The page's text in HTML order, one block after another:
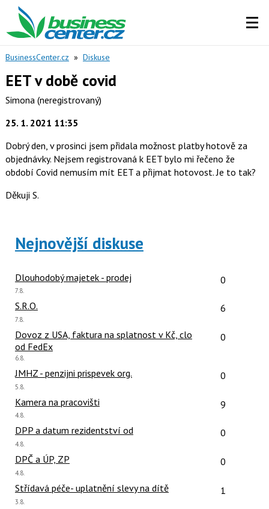
BusinessCenter.cz » Diskuse
EET v době covid
Simona (neregistrovaný)
25. 1. 2021 11:35
Dobrý den, v prosinci jsem přidala možnost platby hotově za
objednávky. Nejsem registrovaná k EET bylo mi řečeno že
období Covid nemusím mít EET a přijmat hotovost. Je to tak?
Děkuji S.
Nejnovější diskuse
Dlouhodobý majetek - prodej Počet
0
Poslední
7.8.
S.R.O. Počet
6
Poslední
7.8.
Dovoz z USA, faktura na splatnost v Kč, clo
od FedEx
Počet
0
Poslední
6.8.
JMHZ - penzijni prispevek org. Počet
0
Poslední
5.8.
Kamera na pracovišti Počet
9
Poslední
4.8.
DPP a datum rezidentství od Počet
0
Poslední
4.8.
DPČ a ÚP, ZP Počet
0
Poslední
4.8.
Střídavá péče- uplatnění slevy na dítě Počet
1
Poslední
3.8.